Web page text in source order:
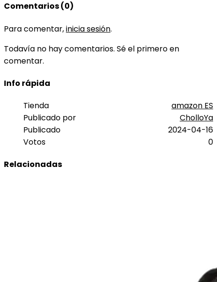
Comentarios (0)
Para comentar,inicia sesión.
Todavía no hay comentarios. Sé el primero en
comentar.
Info rápida
Tienda
amazon ES
Publicado por
CholloYa
Publicado
2024-04-16
Votos
0
Relacionadas